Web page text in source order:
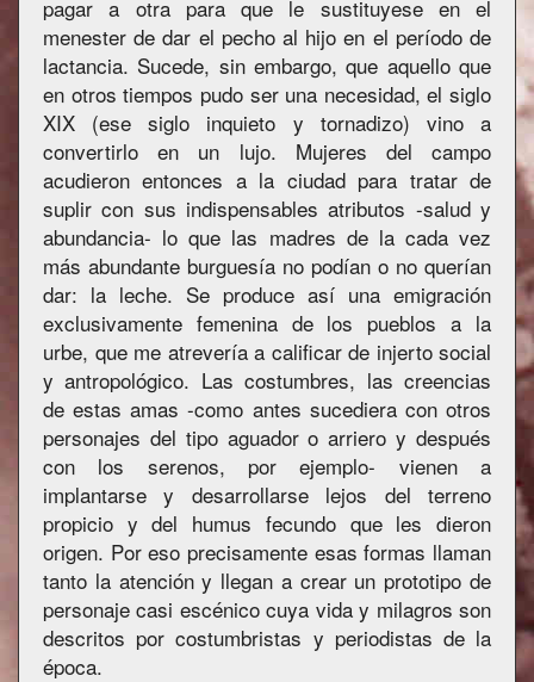
pagar a otra para que le sustituyese en el
menester de dar el pecho al hijo en el período de
lactancia. Sucede, sin embargo, que aquello que
en otros tiempos pudo ser una necesidad, el siglo
XIX (ese siglo inquieto y tornadizo) vino a
convertirlo en un lujo. Mujeres del campo
acudieron entonces a la ciudad para tratar de
suplir con sus indispensables atributos -salud y
abundancia- lo que las madres de la cada vez
más abundante burguesía no podían o no querían
dar: la leche. Se produce así una emigración
exclusivamente femenina de los pueblos a la
urbe, que me atrevería a calificar de injerto social
y antropológico. Las costumbres, las creencias
de estas amas -como antes sucediera con otros
personajes del tipo aguador o arriero y después
con los serenos, por ejemplo- vienen a
implantarse y desarrollarse lejos del terreno
propicio y del humus fecundo que les dieron
origen. Por eso precisamente esas formas llaman
tanto la atención y llegan a crear un prototipo de
personaje casi escénico cuya vida y milagros son
descritos por costumbristas y periodistas de la
época.